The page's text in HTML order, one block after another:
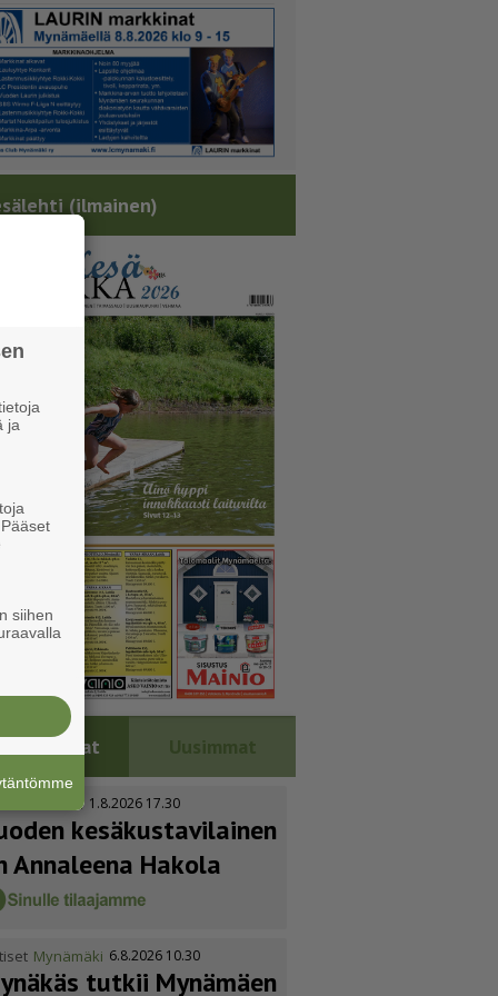
(ilmainen)
Luetuimmat Uusimmat
Kustavi 1.8.2026 17.30
kesäkus­ta­vi­lainen
Annaleena Hakola
Mynämäki 6.8.2026 10.30
tutkii Mynämäen
ja
siihen